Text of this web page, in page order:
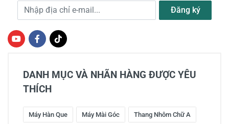
Địa chỉ e-mail Đăng ký
DANH MỤC VÀ NHÃN HÀNG ĐƯỢC YÊU
THÍCH
Máy Hàn Que Máy Mài Góc Thang Nhôm Chữ A